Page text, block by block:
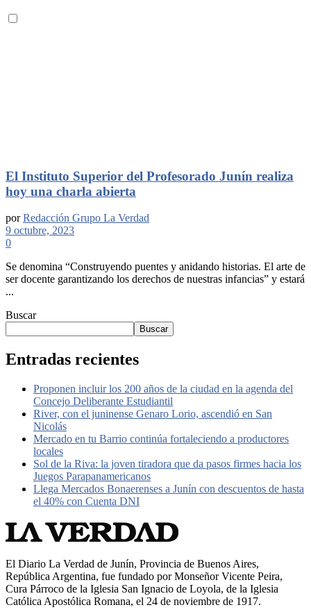
El Instituto Superior del Profesorado Junín realiza
hoy una charla abierta
por Redacción Grupo La Verdad
9 octubre, 2023
0
Se denomina “Construyendo puentes y anidando historias. El arte de
ser docente garantizando los derechos de nuestras infancias” y estará
...
Buscar
Buscar
Entradas recientes
Proponen incluir los 200 años de la ciudad en la agenda del
Concejo Deliberante Estudiantil
River, con el juninense Genaro Lorio, ascendió en San
Nicolás
Mercado en tu Barrio continúa fortaleciendo a productores
locales
Sol de la Riva: la joven tiradora que da pasos firmes hacia los
Juegos Parapanamericanos
Llega Mercados Bonaerenses a Junín con descuentos de hasta
el 40% con Cuenta DNI
El Diario La Verdad de Junín, Provincia de Buenos Aires,
República Argentina, fue fundado por Monseñor Vicente Peira,
Cura Párroco de la Iglesia San Ignacio de Loyola, de la Iglesia
Católica Apostólica Romana, el 24 de noviembre de 1917.